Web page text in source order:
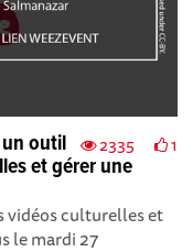
2335 1
un outil
et gérer une
vidéos culturelles et
le mardi 27